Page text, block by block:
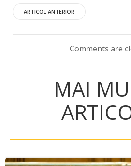
Post
navigation
ARTICOL ANTERIOR
Comments are
MAI